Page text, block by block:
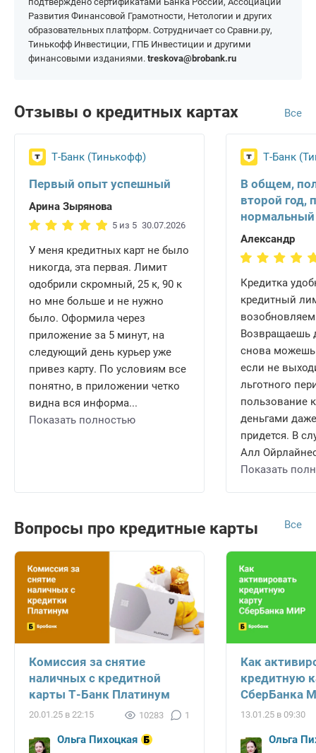
Развития Финансовой Грамотности, Нетологии и других
образовательных платформ. Сотрудничает со Сравни.ру,
Тинькофф Инвестиции, ГПБ Инвестиции и другими
финансовыми изданиями. treskova@brobank.ru
Отзывы о кредитных картах Все
Т-Банк (Тинькофф)
Первый опыт успешный
Арина Зырянова
5 из 5 30.07.2026
У меня кредитных карт не было
никогда, эта первая. Лимит
одобрили скромный, 25 к, 90 к
но мне больше и не нужно
было. Оформила через
приложение за 5 минут, на
следующий день курьер уже
привез карту. По условиям все
понятно, в приложении четко
видна вся информа...
Показать полностью
Т-Банк
В общем,
второй год,
нормальный
Александр
Кредитка
кредитный
Возвращаешь
снова можешь
если не
льготного
пользование
деньгами
придется. В
Алл
Показать
Вопросы про кредитные карты Все
Комиссия за снятие
наличных с кредитной
карты Т-Банк Платинум
20.01.25 в 22:15 10283 1
Ольга Пихоцкая
Как
кредитную
СберБанка
13.01.25 в 09:30
Ольга